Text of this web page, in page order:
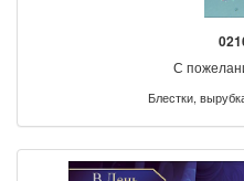
С
Блестки,